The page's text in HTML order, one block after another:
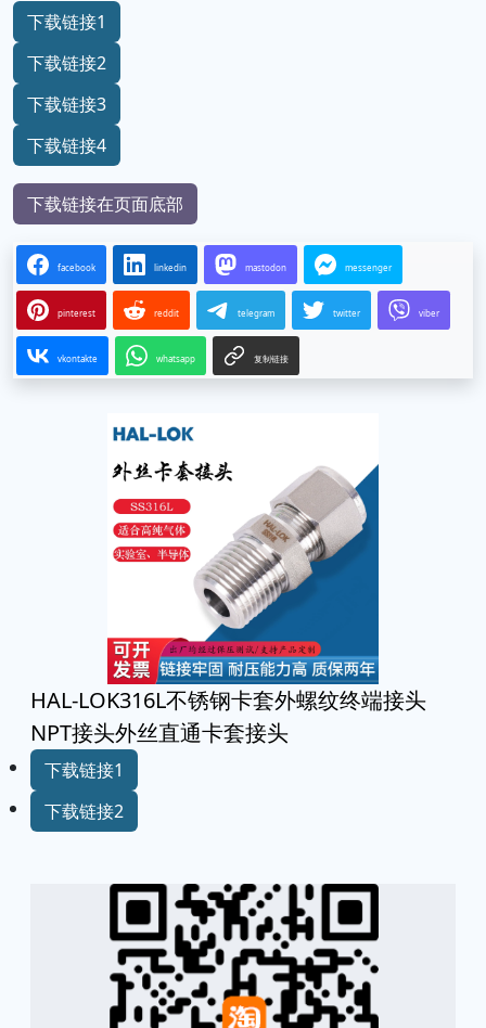
下载链接1
下载链接2
下载链接3
下载链接4
下载链接在页面底部
facebook linkedin mastodon messenger
pinterest reddit telegram twitter viber
vkontakte whatsapp 复制链接
HAL-LOK316L不锈钢卡套外螺纹终端接头
NPT接头外丝直通卡套接头
下载链接1
下载链接2